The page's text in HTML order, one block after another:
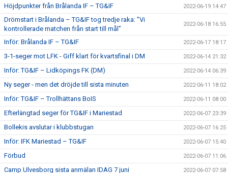
Höjdpunkter från Brålanda IF – TG&IF 2022-06-19 14:47
Drömstart i Brålanda – TG&IF tog tredje raka: ”Vi
kontrollerade matchen från start till mål”
2022-06-18 16:55
Inför: Brålanda IF – TG&IF 2022-06-17 18:17
3-1-seger mot LFK - Giff klart för kvartsfinal i DM 2022-06-14 21:32
Inför: TG&IF – Lidköpings FK (DM) 2022-06-14 06:39
Ny seger - men det dröjde till sista minuten 2022-06-11 18:02
Inför: TG&IF – Trollhättans BoIS 2022-06-11 08:00
Efterlängtad seger för TG&IF i Mariestad 2022-06-07 23:39
Bollekis avslutar i klubbstugan 2022-06-07 16:25
Inför: IFK Mariestad – TG&IF 2022-06-07 15:40
Förbud 2022-06-07 11:06
Camp Ulvesborg sista anmälan IDAG 7 juni 2022-06-07 07:58